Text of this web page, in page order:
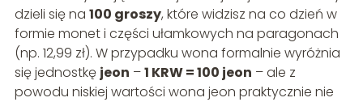
dzieli się na 100 groszy, które widzisz na co dzień w
formie monet i części ułamkowych na paragonach
(np. 12,99 zł). W przypadku wona formalnie wyróżnia
się jednostkę jeon –1 KRW = 100 jeon – ale z
powodu niskiej wartości wona jeon praktycznie nie